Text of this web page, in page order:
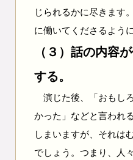
じられるかに尽きます
に働いてくださるよう
（３）話の内容
する。
演じた後、「おもし
かった」などと言われ
しまいますが、それは
でしょう。つまり、人